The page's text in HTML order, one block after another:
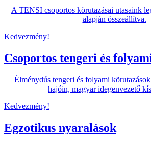
A TENSI csoportos körutazásai utasaink
alapján összeállítva.
Kedvezmény!
Csoportos tengeri és
Élménydús tengeri és folyami
hajóin, magyar idegenvezető
Kedvezmény!
Egzotikus nyaralások